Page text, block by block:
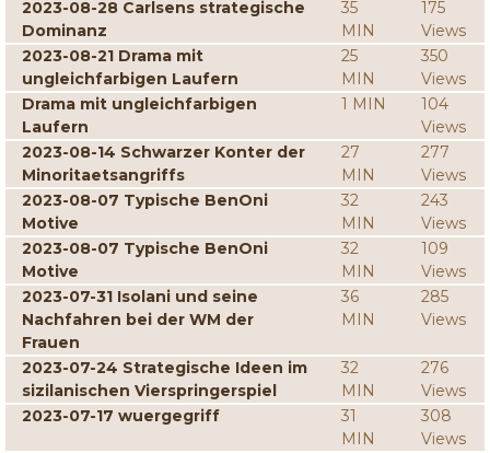
2023-08-28 Carlsens strategische
Dominanz
35
MIN
175
Views
2023-08-21 Drama mit
ungleichfarbigen Laufern
25
MIN
350
Views
Drama mit ungleichfarbigen
Laufern
1 MIN
104
Views
2023-08-14 Schwarzer Konter der
Minoritaetsangriffs
27
MIN
277
Views
2023-08-07 Typische BenOni
Motive
32
MIN
243
Views
2023-08-07 Typische BenOni
Motive
32
MIN
109
Views
2023-07-31 Isolani und seine
Nachfahren bei der WM der
Frauen
36
MIN
285
Views
2023-07-24 Strategische Ideen im
sizilanischen Vierspringerspiel
32
MIN
276
Views
2023-07-17 wuergegriff
31
MIN
308
Views